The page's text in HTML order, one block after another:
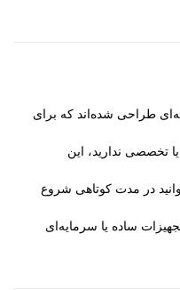
طراحی شده‌اند که برای
تخصصی ندارید، این
در مدت کوتاهی شروع
تجهیزات ساده یا سرمایه‌ای